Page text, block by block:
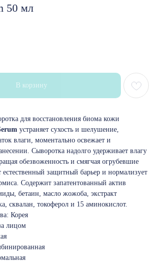
50 мл
В корзину
для восстановления биома кожи
устраняет сухость и шелушение,
влаги, моментально освежает и
Сыворотка надолго удерживает влагу
обезвоженность и смягчая огрубевшие
естественный защитный барьер и нормализует
Содержит запатентованный актив
бетаин, масло жожоба, экстракт
сквалан, токоферол и 15 аминокислот.
Корея
лицом